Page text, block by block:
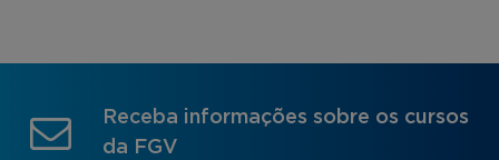
Receba informações sobre os cursos
da FGV